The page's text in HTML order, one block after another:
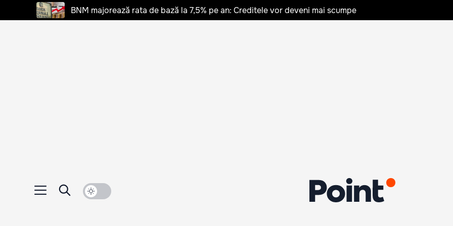
BNM majorează rata de bază la 7,5% pe an: Creditele vor deveni mai scumpe